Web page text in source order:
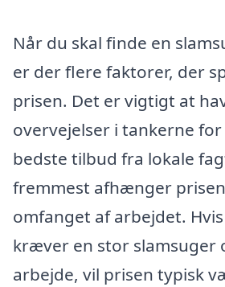
Når du skal finde en
er der flere faktorer, der
prisen. Det er vigtigt at
overvejelser i tankerne
bedste tilbud fra lokale
fremmest afhænger
omfanget af arbejdet.
kræver en stor slamsuger
arbejde, vil prisen typisk